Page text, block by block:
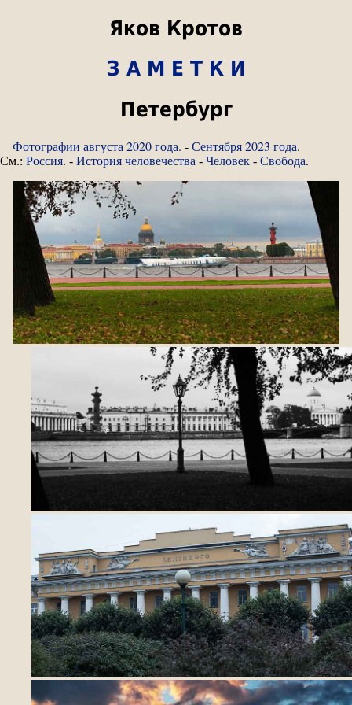
Яков Кротов
З А М Е Т К И
Петербург
Фотографии августа 2020 года. -Сентября 2023 года.
См.: Россия. - История человечества - Человек - Свобода.